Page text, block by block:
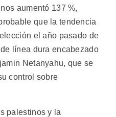
aumentó 137 %,
que la tendencia
el año pasado de
línea dura encabezado
Netanyahu, que se
control sobre
palestinos y la